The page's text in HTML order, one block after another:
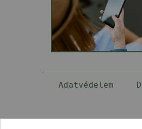
Adatvédelem